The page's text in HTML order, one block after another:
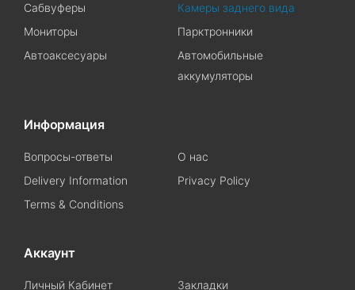
Сабвуферы
Камеры заднего вида
Мониторы
Парктронники
Автоаксесуары
Автомобильные
аккумуляторы
Информация
Вопросы-ответы
О нас
Delivery Information
Privacy Policy
Terms & Conditions
Аккаунт
Личный Кабинет Закладки